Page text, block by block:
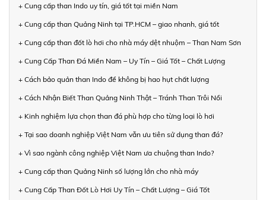
+ Cung cấp than Indo uy tín, giá tốt tại miền Nam
+ Cung cấp than Quảng Ninh tại TP.HCM – giao nhanh, giá tốt
+ Cung cấp than đốt lò hơi cho nhà máy dệt nhuộm – Than Nam Sơn
+ Cung Cấp Than Đá Miền Nam – Uy Tín – Giá Tốt – Chất Lượng
+ Cách bảo quản than Indo để không bị hao hụt chất lượng
+ Cách Nhận Biết Than Quảng Ninh Thật – Tránh Than Trôi Nổi
+ Kinh nghiệm lựa chọn than đá phù hợp cho từng loại lò hơi
+ Tại sao doanh nghiệp Việt Nam vẫn ưu tiên sử dụng than đá?
+ Vì sao ngành công nghiệp Việt Nam ưa chuộng than Indo?
+ Cung cấp than Quảng Ninh số lượng lớn cho nhà máy
+ Cung Cấp Than Đốt Lò Hơi Uy Tín – Chất Lượng – Giá Tốt